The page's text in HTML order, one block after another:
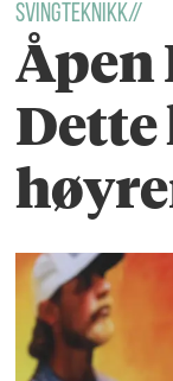
Svingteknikk//
Åpen
Dette